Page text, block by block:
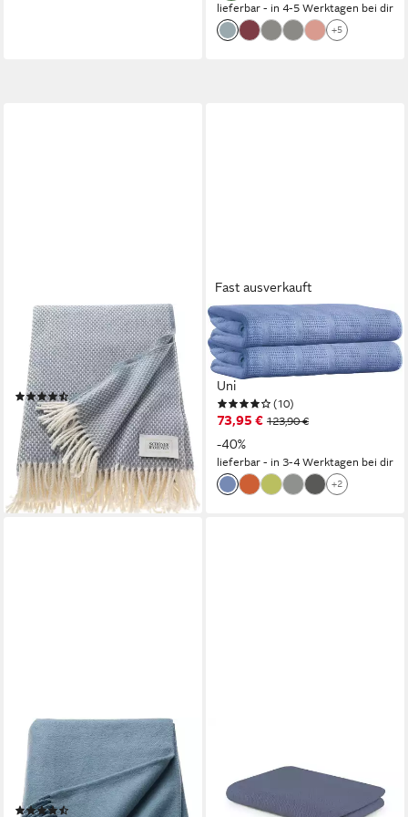
lieferbar - in 4-5 Werktagen bei dir
+5
SCHÖNER WOHNEN-
KOLLEKTION
Wohndecke Zen, mit Fransen,
Kuscheldecke
(58)
ab 54,99 €
lieferbar - in 2-3 Werktagen bei dir
Fast ausverkauft
ERWIN MÜLLER
Wohndecke Sommerdecke
"Trient" 2er-Pack, Baumwolle
Uni
(10)
73,95 € 123,90 €
-40%
lieferbar - in 3-4 Werktagen bei dir
+2
SCHÖNER WOHNEN-
KOLLEKTION
Wohndecke Basics, mit
Fransen, Kuscheldecke
(89)
Waffeldecke, Sofadecke,
Ökotex Made in Green,